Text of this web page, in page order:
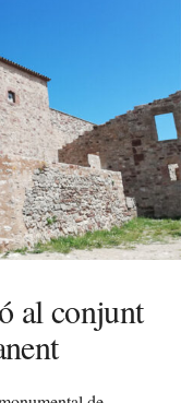
al conjunt